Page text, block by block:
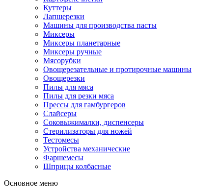
Куттеры
Лапшерезки
Машины для производства пасты
Миксеры
Миксеры планетарные
Миксеры ручные
Мясорубки
Овощерезательные и протирочные машины
Овощерезки
Пилы для мяса
Пилы для резки мяса
Прессы для гамбургеров
Слайсеры
Соковыжималки, диспенсеры
Стерилизаторы для ножей
Тестомесы
Устройства механические
Фаршемесы
Шприцы колбасные
Основное меню